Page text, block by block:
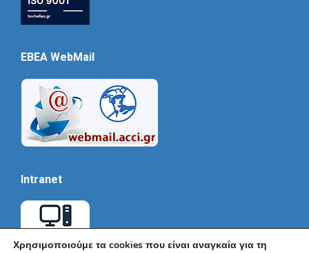
EBEA WebMail
Intranet
Χρησιμοποιούμε τα cookies που είναι αναγκαία για τη